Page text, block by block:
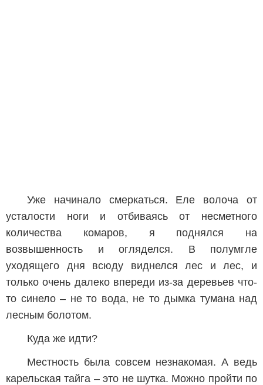
Уже начинало смеркаться. Еле волоча от
усталости ноги и отбиваясь от несметного
количества комаров, я поднялся на
возвышенность и огляделся. В полумгле
уходящего дня всюду виднелся лес и лес, и
только очень далеко впереди из-за деревьев что-
то синело – не то вода, не то дымка тумана над
лесным болотом.
Куда же идти?
Местность была совсем незнакомая. А ведь
карельская тайга – это не шутка. Можно пройти по